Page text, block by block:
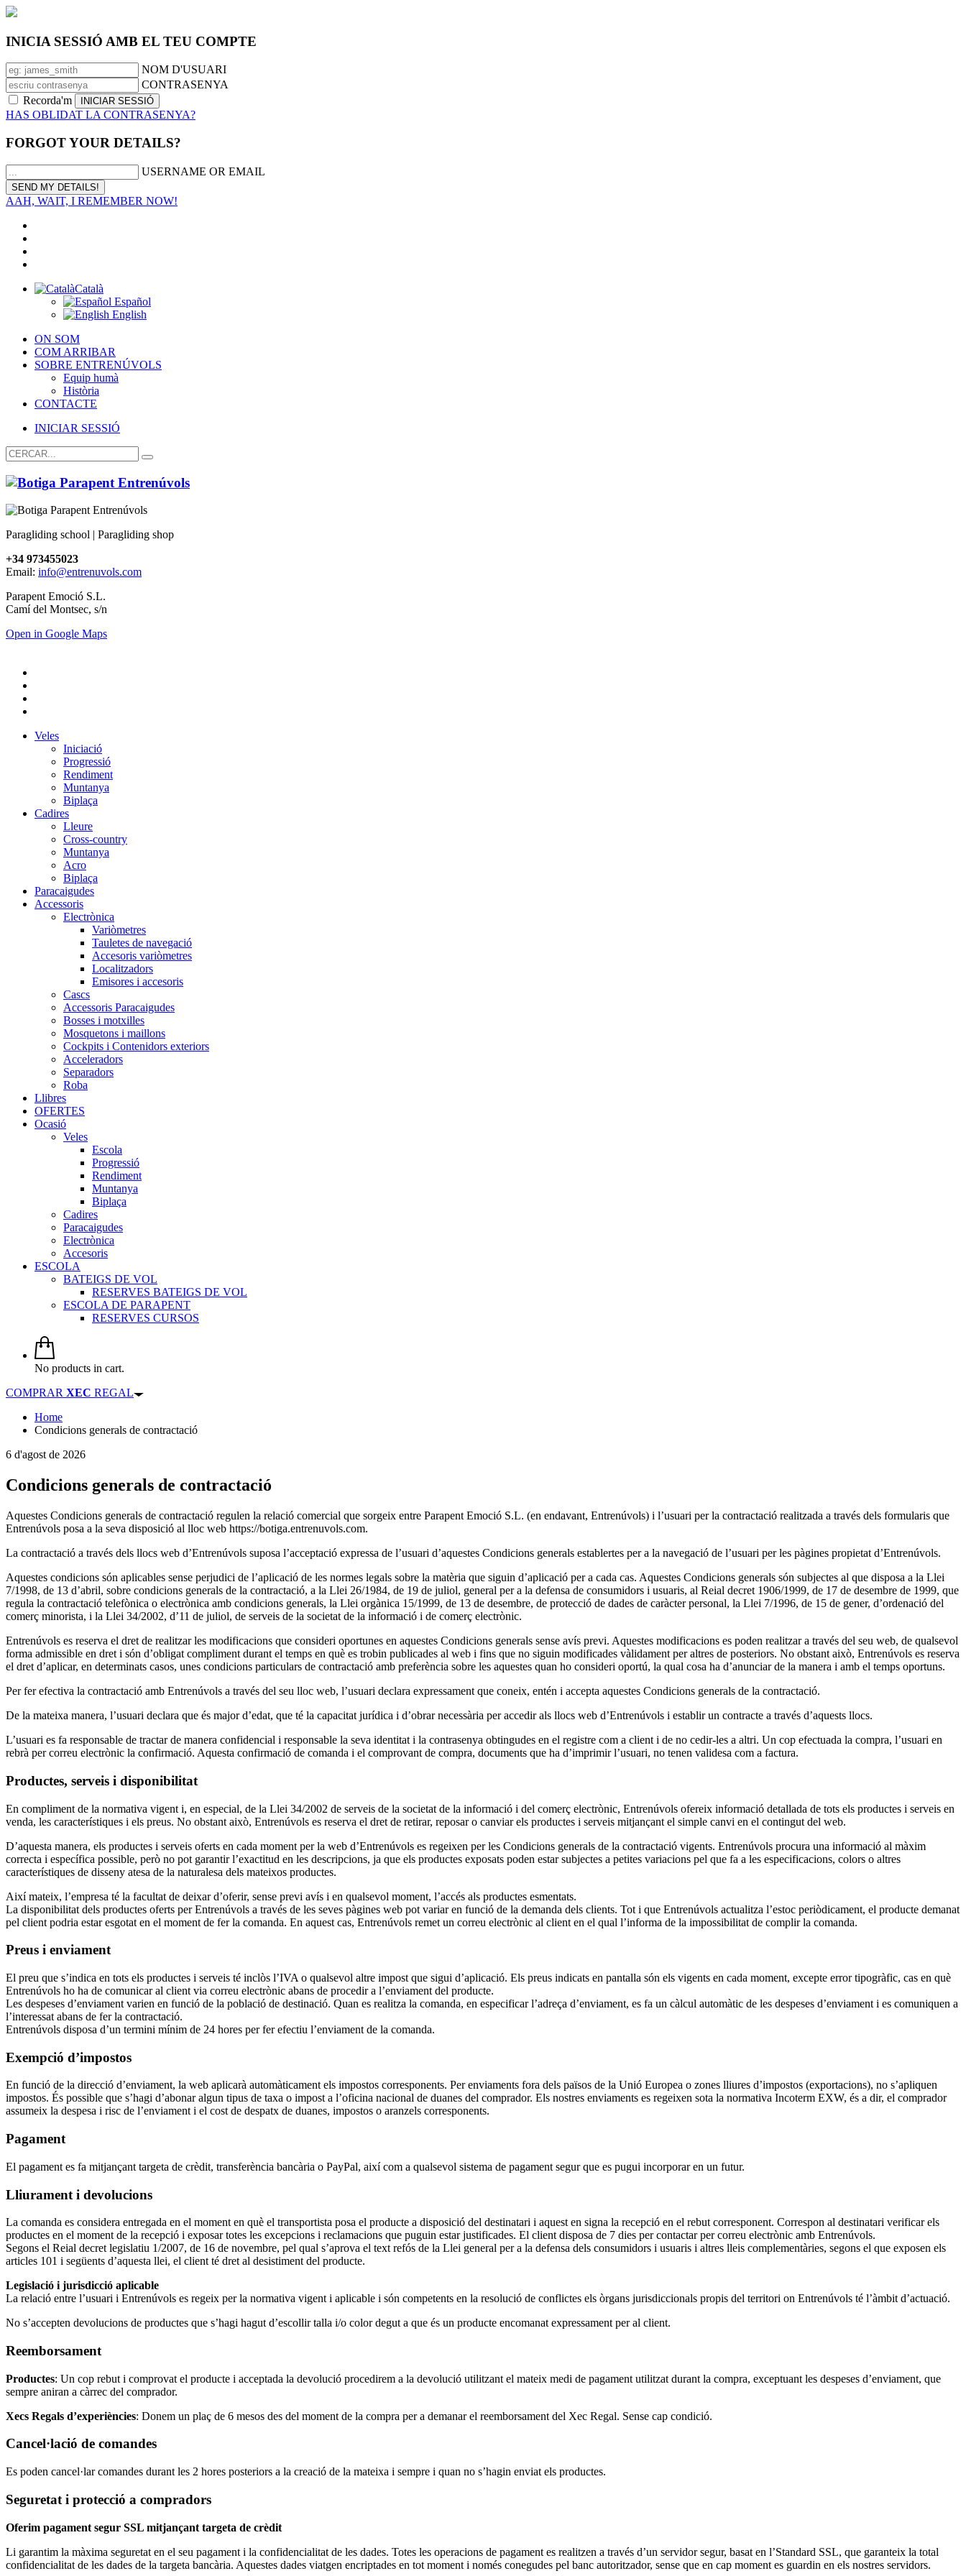
INICIA SESSIÓ AMB EL TEU COMPTE
NOM D'USUARI
CONTRASENYA
Recorda'm
HAS OBLIDAT LA CONTRASENYA?
FORGOT YOUR DETAILS?
USERNAME OR EMAIL
AAH, WAIT, I REMEMBER NOW!
Català
Español
English
ON SOM
COM ARRIBAR
SOBRE ENTRENÚVOLS
Equip humà
Història
CONTACTE
INICIAR SESSIÓ
Paragliding school | Paragliding shop
+34 973455023
Email: info@entrenuvols.com
Parapent Emoció S.L.
Camí del Montsec, s/n
Open in Google Maps
Veles
Iniciació
Progressió
Rendiment
Muntanya
Biplaça
Cadires
Lleure
Cross-country
Muntanya
Acro
Biplaça
Paracaigudes
Accessoris
Electrònica
Variòmetres
Tauletes de navegació
Accesoris variòmetres
Localitzadors
Emisores i accesoris
Cascs
Accessoris Paracaigudes
Bosses i motxilles
Mosquetons i maillons
Cockpits i Contenidors exteriors
Acceleradors
Separadors
Roba
Llibres
OFERTES
Ocasió
Veles
Escola
Progressió
Rendiment
Muntanya
Biplaça
Cadires
Paracaigudes
Electrònica
Accesoris
ESCOLA
BATEIGS DE VOL
RESERVES BATEIGS DE VOL
ESCOLA DE PARAPENT
RESERVES CURSOS
No products in cart.
COMPRAR XEC REGAL
Home
Condicions generals de contractació
6 d'agost de 2026
Condicions generals de contractació
Aquestes Condicions generals de contractació regulen la relació comercial que sorgeix entre Parapent Emoció S.L. (en endavant, Entrenúvols) i l’usuari per la contractació realitzada a través dels formularis que
Entrenúvols posa a la seva disposició al lloc web https://botiga.entrenuvols.com.
La contractació a través dels llocs web d’Entrenúvols suposa l’acceptació expressa de l’usuari d’aquestes Condicions generals establertes per a la navegació de l’usuari per les pàgines propietat d’Entrenúvols.
Aquestes condicions són aplicables sense perjudici de l’aplicació de les normes legals sobre la matèria que siguin d’aplicació per a cada cas. Aquestes Condicions generals són subjectes al que disposa a la Llei
7/1998, de 13 d’abril, sobre condicions generals de la contractació, a la Llei 26/1984, de 19 de juliol, general per a la defensa de consumidors i usuaris, al Reial decret 1906/1999, de 17 de desembre de 1999, que
regula la contractació telefònica o electrònica amb condicions generals, la Llei orgànica 15/1999, de 13 de desembre, de protecció de dades de caràcter personal, la Llei 7/1996, de 15 de gener, d’ordenació del
comerç minorista, i la Llei 34/2002, d’11 de juliol, de serveis de la societat de la informació i de comerç electrònic.
Entrenúvols es reserva el dret de realitzar les modificacions que consideri oportunes en aquestes Condicions generals sense avís previ. Aquestes modificacions es poden realitzar a través del seu web, de qualsevol
forma admissible en dret i són d’obligat compliment durant el temps en què es trobin publicades al web i fins que no siguin modificades vàlidament per altres de posteriors. No obstant això, Entrenúvols es reserva
el dret d’aplicar, en determinats casos, unes condicions particulars de contractació amb preferència sobre les aquestes quan ho consideri oportú, la qual cosa ha d’anunciar de la manera i amb el temps oportuns.
Per fer efectiva la contractació amb Entrenúvols a través del seu lloc web, l’usuari declara expressament que coneix, entén i accepta aquestes Condicions generals de la contractació.
De la mateixa manera, l’usuari declara que és major d’edat, que té la capacitat jurídica i d’obrar necessària per accedir als llocs web d’Entrenúvols i establir un contracte a través d’aquests llocs.
L’usuari es fa responsable de tractar de manera confidencial i responsable la seva identitat i la contrasenya obtingudes en el registre com a client i de no cedir-les a altri. Un cop efectuada la compra, l’usuari en
rebrà per correu electrònic la confirmació. Aquesta confirmació de comanda i el comprovant de compra, documents que ha d’imprimir l’usuari, no tenen validesa com a factura.
Productes, serveis i disponibilitat
En compliment de la normativa vigent i, en especial, de la Llei 34/2002 de serveis de la societat de la informació i del comerç electrònic, Entrenúvols ofereix informació detallada de tots els productes i serveis en
venda, les característiques i els preus. No obstant això, Entrenúvols es reserva el dret de retirar, reposar o canviar els productes i serveis mitjançant el simple canvi en el contingut del web.
D’aquesta manera, els productes i serveis oferts en cada moment per la web d’Entrenúvols es regeixen per les Condicions generals de la contractació vigents. Entrenúvols procura una informació al màxim
correcta i específica possible, però no pot garantir l’exactitud en les descripcions, ja que els productes exposats poden estar subjectes a petites variacions pel que fa a les especificacions, colors o altres
característiques de disseny atesa de la naturalesa dels mateixos productes.
Així mateix, l’empresa té la facultat de deixar d’oferir, sense previ avís i en qualsevol moment, l’accés als productes esmentats.
La disponibilitat dels productes oferts per Entrenúvols a través de les seves pàgines web pot variar en funció de la demanda dels clients. Tot i que Entrenúvols actualitza l’estoc periòdicament, el producte demanat
pel client podria estar esgotat en el moment de fer la comanda. En aquest cas, Entrenúvols remet un correu electrònic al client en el qual l’informa de la impossibilitat de complir la comanda.
Preus i enviament
El preu que s’indica en tots els productes i serveis té inclòs l’IVA o qualsevol altre impost que sigui d’aplicació. Els preus indicats en pantalla són els vigents en cada moment, excepte error tipogràfic, cas en què
Entrenúvols ho ha de comunicar al client via correu electrònic abans de procedir a l’enviament del producte.
Les despeses d’enviament varien en funció de la població de destinació. Quan es realitza la comanda, en especificar l’adreça d’enviament, es fa un càlcul automàtic de les despeses d’enviament i es comuniquen a
l’interessat abans de fer la contractació.
Entrenúvols disposa d’un termini mínim de 24 hores per fer efectiu l’enviament de la comanda.
Exempció d’impostos
En funció de la direcció d’enviament, la web aplicarà automàticament els impostos corresponents. Per enviaments fora dels països de la Unió Europea o zones lliures d’impostos (exportacions), no s’apliquen
impostos. És possible que s’hagi d’abonar algun tipus de taxa o impost a l’oficina nacional de duanes del comprador. Els nostres enviaments es regeixen sota la normativa Incoterm EXW, és a dir, el comprador
assumeix la despesa i risc de l’enviament i el cost de despatx de duanes, impostos o aranzels corresponents.
Pagament
El pagament es fa mitjançant targeta de crèdit, transferència bancària o PayPal, així com a qualsevol sistema de pagament segur que es pugui incorporar en un futur.
Lliurament i devolucions
La comanda es considera entregada en el moment en què el transportista posa el producte a disposició del destinatari i aquest en signa la recepció en el rebut corresponent. Correspon al destinatari verificar els
productes en el moment de la recepció i exposar totes les excepcions i reclamacions que puguin estar justificades. El client disposa de 7 dies per contactar per correu electrònic amb Entrenúvols.
Segons el Reial decret legislatiu 1/2007, de 16 de novembre, pel qual s’aprova el text refós de la Llei general per a la defensa dels consumidors i usuaris i altres lleis complementàries, segons el que exposen els
articles 101 i següents d’aquesta llei, el client té dret al desistiment del producte.
Legislació i jurisdicció aplicable
La relació entre l’usuari i Entrenúvols es regeix per la normativa vigent i aplicable i són competents en la resolució de conflictes els òrgans jurisdiccionals propis del territori on Entrenúvols té l’àmbit d’actuació.
No s’accepten devolucions de productes que s’hagi hagut d’escollir talla i/o color degut a que és un producte encomanat expressament per al client.
Reemborsament
Productes: Un cop rebut i comprovat el producte i acceptada la devolució procedirem a la devolució utilitzant el mateix medi de pagament utilitzat durant la compra, exceptuant les despeses d’enviament, que
sempre aniran a càrrec del comprador.
Xecs Regals d’experiències: Donem un plaç de 6 mesos des del moment de la compra per a demanar el reemborsament del Xec Regal. Sense cap condició.
Cancel·lació de comandes
Es poden cancel·lar comandes durant les 2 hores posteriors a la creació de la mateixa i sempre i quan no s’hagin enviat els productes.
Seguretat i protecció a compradors
Oferim pagament segur SSL mitjançant targeta de crèdit
Li garantim la màxima seguretat en el seu pagament i la confidencialitat de les dades. Totes les operacions de pagament es realitzen a través d’un servidor segur, basat en l’Standard SSL, que garanteix la total
confidencialitat de les dades de la targeta bancària. Aquestes dades viatgen encriptades en tot moment i només conegudes pel banc autoritzador, sense que en cap moment es guardin en els nostres servidors.